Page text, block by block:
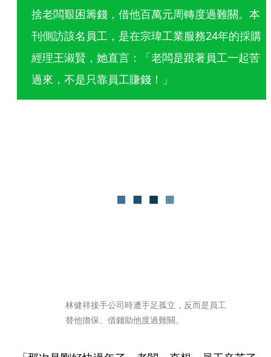
捨老闆艱困籌錢，借他百萬元周轉度過難關。本
刊側訪該名員工，是在宗瑋工業服務24年的採購
經理王淑賢，她直言：「老闆是跟著員工一起苦
過來，不是只靠員工賺錢！」
林健祥接手公司時遭手足孤立，反而是員工
替他擔保、借錢助他度過難關。